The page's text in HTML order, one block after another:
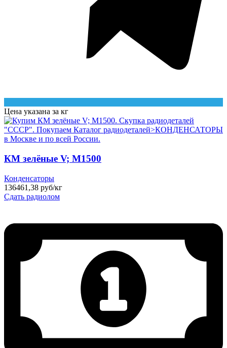
Цена указана за кг
КМ зелёные V; М1500
Конденсаторы
136461,38 руб/кг
Сдать радиолом